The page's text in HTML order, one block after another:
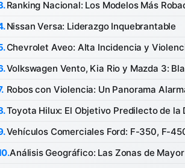
Ranking Nacional: Los Modelos Más
Nissan Versa: Liderazgo Inquebrantable
Chevrolet Aveo: Alta Incidencia y
Volkswagen Vento, Kia Rio y Mazda 3:
Robos con Violencia: Un Panorama
Toyota Hilux: El Objetivo Predilecto de la
Vehículos Comerciales Ford: F-350, F-
Análisis Geográfico: Las Zonas de